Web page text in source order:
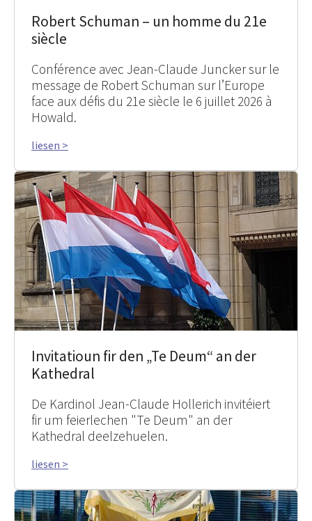
Robert Schuman – un homme du 21e
siècle
Conférence avec Jean-Claude Juncker sur le
message de Robert Schuman sur l’Europe
face aux défis du 21e siècle le 6 juillet 2026 à
Howald.
liesen >
Invitatioun fir den „Te Deum“ an der
Kathedral
De Kardinol Jean-Claude Hollerich invitéiert
fir um feierlechen "Te Deum" an der
Kathedral deelzehuelen.
liesen >